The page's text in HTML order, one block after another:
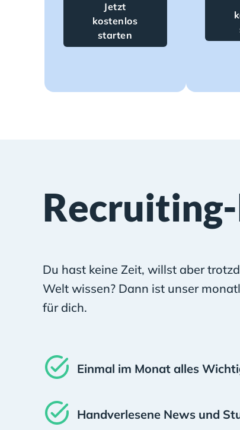
Jetzt
kostenlos
starten
Du hast keine Zeit, willst aber
Welt wissen? Dann ist unser
für dich.
Einmal im Monat alles
Handverlesene News und